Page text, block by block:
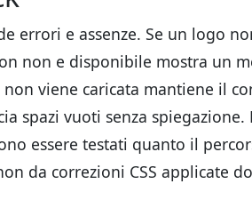
errori e assenze. Se un logo
non e disponibile mostra un
viene caricata mantiene il
spazi vuoti senza
essere testati quanto il
da correzioni CSS applicate